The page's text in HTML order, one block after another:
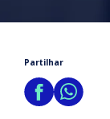
Partilhar